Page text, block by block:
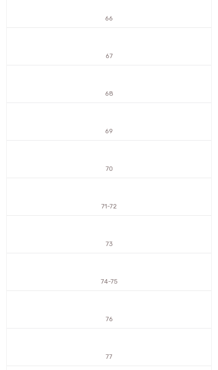
66
67
68
69
70
71-72
73
74-75
76
77